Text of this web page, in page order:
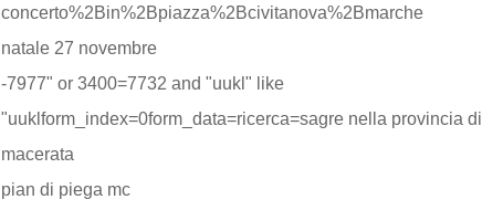
concerto%2Bin%2Bpiazza%2Bcivitanova%2Bmarche
natale 27 novembre
-7977" or 3400=7732 and "uukl" like
"uuklform_index=0form_data=ricerca=sagre nella provincia di
macerata
pian di piega mc